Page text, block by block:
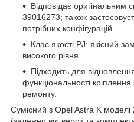
Відповідає
39016273; також
потрібних конфігурацій.
Клас якості PJ: якісний
високого рівня.
Підходить для
функціональності
ремонту.
Сумісний з Opel Astra K моделі